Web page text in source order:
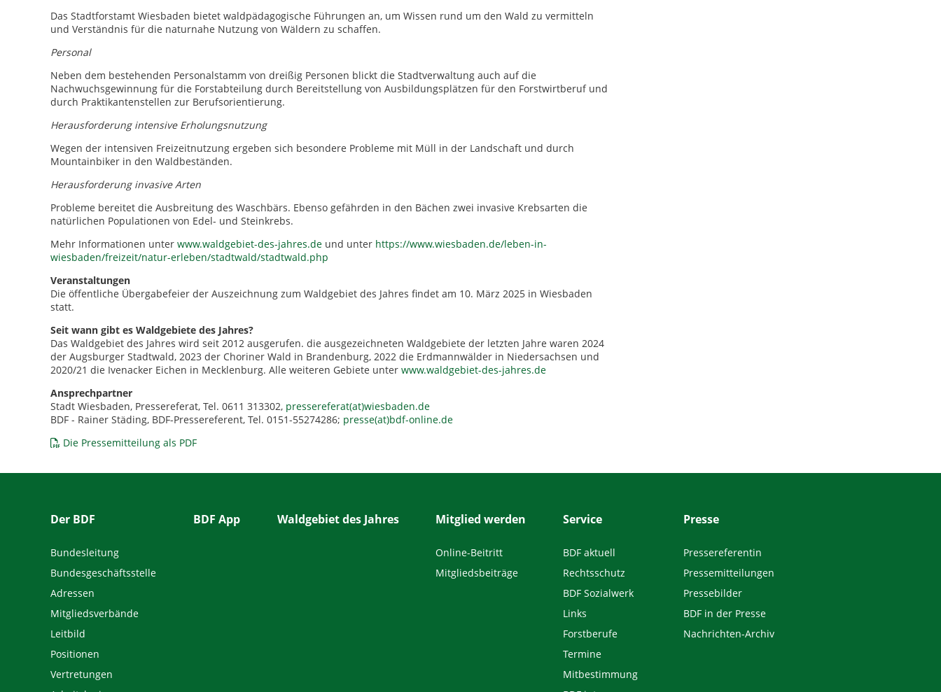
Das Stadtforstamt Wiesbaden bietet waldpädagogische Führungen an, um Wissen rund um den Wald zu vermitteln
und Verständnis für die naturnahe Nutzung von Wäldern zu schaffen.
Personal
Neben dem bestehenden Personalstamm von dreißig Personen blickt die Stadtverwaltung auch auf die
Nachwuchsgewinnung für die Forstabteilung durch Bereitstellung von Ausbildungsplätzen für den Forstwirtberuf und
durch Praktikantenstellen zur Berufsorientierung.
Herausforderung intensive Erholungsnutzung
Wegen der intensiven Freizeitnutzung ergeben sich besondere Probleme mit Müll in der Landschaft und durch
Mountainbiker in den Waldbeständen.
Herausforderung invasive Arten
Probleme bereitet die Ausbreitung des Waschbärs. Ebenso gefährden in den Bächen zwei invasive Krebsarten die
natürlichen Populationen von Edel- und Steinkrebs.
Mehr Informationen unter www.waldgebiet-des-jahres.de und unter https://www.wiesbaden.de/leben-in-
wiesbaden/freizeit/natur-erleben/stadtwald/stadtwald.php
Veranstaltungen
Die öffentliche Übergabefeier der Auszeichnung zum Waldgebiet des Jahres findet am 10. März 2025 in Wiesbaden
statt.
Seit wann gibt es Waldgebiete des Jahres?
Das Waldgebiet des Jahres wird seit 2012 ausgerufen. die ausgezeichneten Waldgebiete der letzten Jahre waren 2024
der Augsburger Stadtwald, 2023 der Choriner Wald in Brandenburg, 2022 die Erdmannwälder in Niedersachsen und
2020/21 die Ivenacker Eichen in Mecklenburg. Alle weiteren Gebiete unter www.waldgebiet-des-jahres.de
Ansprechpartner
Stadt Wiesbaden, Pressereferat, Tel. 0611 313302, pressereferat(at)wiesbaden.de
BDF - Rainer Städing, BDF-Pressereferent, Tel. 0151-55274286; presse(at)bdf-online.de
Die Pressemitteilung als PDF
Der BDF
Bundesleitung
Bundesgeschäftsstelle
Adressen
Mitgliedsverbände
Leitbild
Positionen
Vertretungen
BDF App Waldgebiet des Jahres Mitglied werden
Online-Beitritt
Mitgliedsbeiträge
Service
BDF aktuell
Rechtsschutz
BDF Sozialwerk
Links
Forstberufe
Termine
Mitbestimmung
Presse
Pressereferentin
Pressemitteilungen
Pressebilder
BDF in der Presse
Nachrichten-Archiv